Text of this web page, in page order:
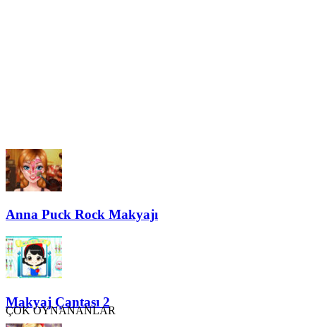
Anna Puck Rock Makyajı
Makyaj Çantası 2
ÇOK OYNANANLAR